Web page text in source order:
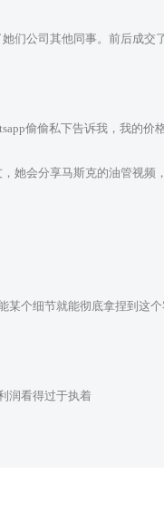
们公司其他同事。前后成交
偷偷私下告诉我，我的
她会分享马斯克的油管视频
某个细节就能彻底拿捏到这
润看得过于执着